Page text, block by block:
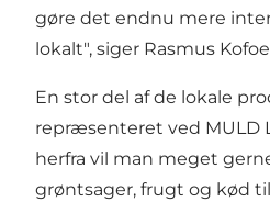
gøre det endnu mere
lokalt", siger Rasmus
En stor del af de lokale
repræsenteret ved MULD
herfra vil man meget
grøntsager, frugt og kød